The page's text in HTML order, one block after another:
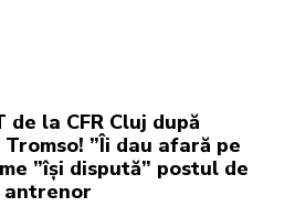
de la CFR Cluj după
”Îi dau afară pe
”își dispută” postul de
antrenor